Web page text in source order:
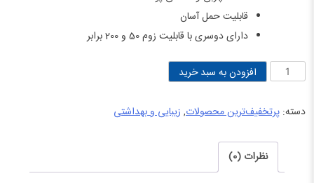
قابلیت حمل آسان
دارای دوسری با قابلیت زوم 50 و 200 برابر
و
افزودن به سبد خرید
دسته: پرتخفیف‌ترین محصولات, زیبایی و بهداشتی
نظرات (0)